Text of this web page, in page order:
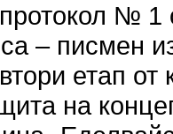
№ 1
– писмен
етап
на